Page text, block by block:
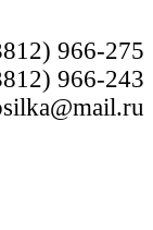
966-275
966-243